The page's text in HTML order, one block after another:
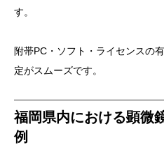
す。
附帯PC・ソフト・ライセンスの
定がスムーズです。
福岡県内における顕微
例